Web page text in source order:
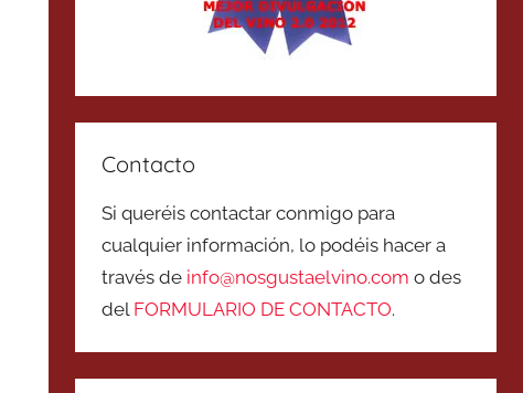
Contacto
Si queréis contactar conmigo para
cualquier información, lo podéis hacer a
través de info@nosgustaelvino.com o des
del FORMULARIO DE CONTACTO.